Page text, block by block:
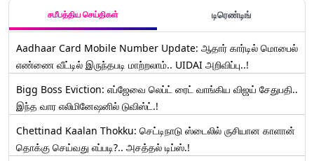
சமீபத்திய செய்திகள் டிரெண்டிங்
Aadhaar Card Mobile Number Update: ஆதார் கார்டில் மொபைல்
எண்ணை வீட்டில் இருந்தபடி மாற்றலாம்.. UIDAI அறிவிப்பு..!
Bigg Boss Eviction: எப்ஜேவை லெப்ட் ரைட் வாங்கிய விஜய் சேதுபதி..
இந்த வார எலிமினேஷனில் டுவிஸ்ட்.!
Chettinad Kaalan Thokku: செட்டிநாடு ஸ்டைலில் ருசியான காளான்
தொக்கு செய்வது எப்படி?.. அசத்தல் டிப்ஸ்.!